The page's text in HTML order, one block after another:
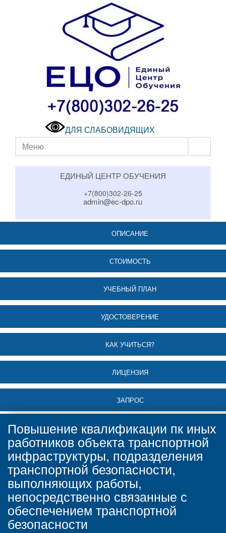
ДЛЯ СЛАБОВИДЯЩИХ
Меню
ЕДИНЫЙ ЦЕНТР ОБУЧЕНИЯ
+7(800)302-26-25
admin@ec-dpo.ru
ОПИСАНИЕ
СТОИМОСТЬ
УЧЕБНЫЙ ПЛАН
УДОСТОВЕРЕНИЕ
КАК УЧИТЬСЯ?
ЛИЦЕНЗИЯ
ЗАПРОС
Повышение квалификации пк иных
работников объекта транспортной
инфраструктуры, подразделения
транспортной безопасности,
выполняющих работы,
непосредственно связанные с
обеспечением транспортной
безопасности